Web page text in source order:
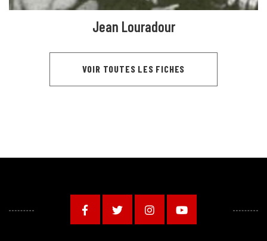
Jean Louradour
VOIR TOUTES LES FICHES